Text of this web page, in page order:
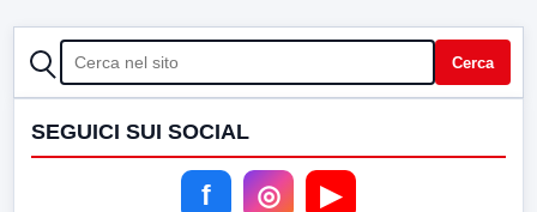
CERCA Cerca
SEGUICI SUI SOCIAL
f ◎ ▶